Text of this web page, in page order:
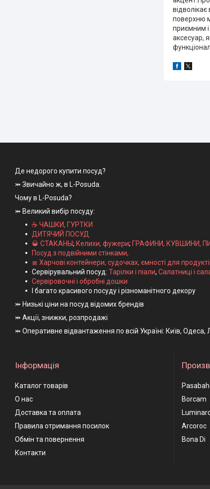
поверхню
приємним
аксесуар,
Де недорого купити посуд?
⤗ Звичайно ж, в L-Posuda.
Чому в L-Posuda?
⤗ Великий вибір посуду:
☕ ЧАШКИ, ГУРТКИ
ДИТЯЧИЙ ПОСУД
🥃 СТАКАНЫ; Келихи, фужери; ГРАФИНИ, КУВШИНИ,
Посуд з подвійними стінками,
≣ Харчові контейнери, судочках, ємності для
Сервірувальний посуд: Тарілки і піали, Салатниці і
Сервіровочні і обробні дошки
І багато красивого посуду і різноманітного декору
⤗ Низькі ціни на посуд відомих брендів
⤗ Акції, знижки, розпродажі
⤗ Оперативне відвантаження по всій Україні: Київ,
Інформація
Каталог товарів
О нас
Доставка та оплата
Правила отримання посилок
Обмін та повернення
Контакти
Borcam
Arcoroc
Bona Di